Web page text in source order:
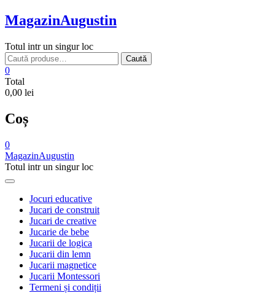
Skip
to
MagazinAugustin
Totul intr un singur loc
Caută
după:
Caută
0
Total
0,00 lei
Coș
0
MagazinAugustin
Totul intr un singur loc
Jocuri educative
Jucari de construit
Jucari de creative
Jucarie de bebe
Jucarii de logica
Jucarii din lemn
Jucarii magnetice
Jucarii Montessori
Termeni și condiții